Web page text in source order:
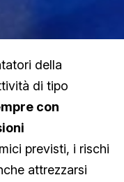
della
di tipo
con
previsti, i rischi
attrezzarsi